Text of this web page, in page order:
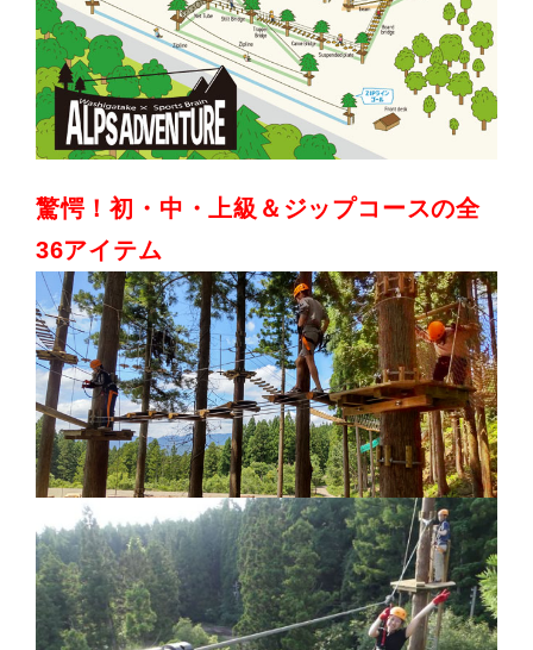
驚愕！初・中・上級＆ジップコースの全
36アイテム